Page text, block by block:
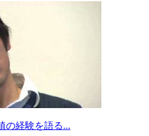
経験を語る...